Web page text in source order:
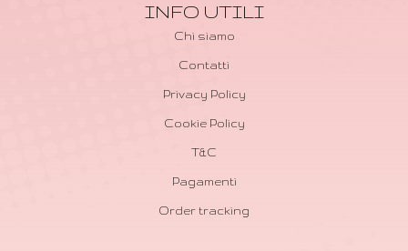
INFO UTILI
Chi siamo
Contatti
Privacy Policy
Cookie Policy
T&C
Pagamenti
Order tracking